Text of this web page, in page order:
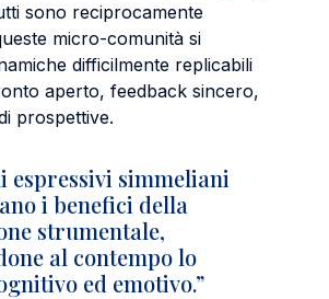
sono reciprocamente
micro-comunità si
difficilmente replicabili
aperto, feedback sincero,
prospettive.
espressivi simmeliani
i benefici della
strumentale,
al contempo lo
ed emotivo.”